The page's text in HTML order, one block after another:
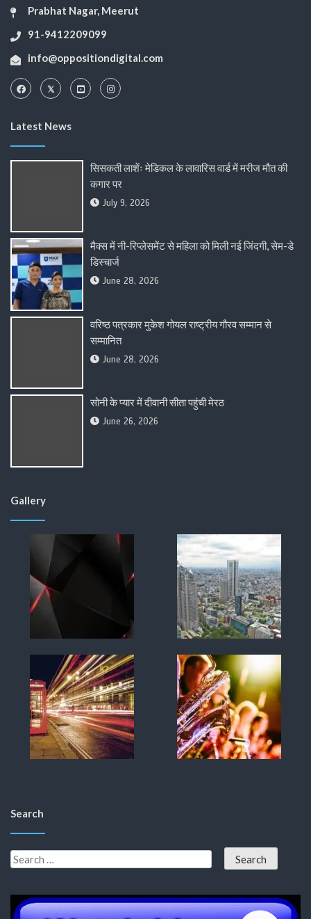
Prabhat Nagar, Meerut
91-9412209099
info@oppositiondigital.com
Latest News
सिसकती लाशेंः मेडिकल के लावारिस वार्ड में मरीज मौत की
कगार पर
July 9, 2026
मैक्स में नी-रिप्लेसमेंट से महिला को मिली नई जिंदगी, सेम-डे
डिस्चार्ज
June 28, 2026
वरिष्ठ पत्रकार मुकेश गोयल राष्ट्रीय गौरव सम्मान से
सम्मानित
June 28, 2026
सोनी के प्यार में दीवानी सीता पहुंची मेरठ
June 26, 2026
Gallery
Search